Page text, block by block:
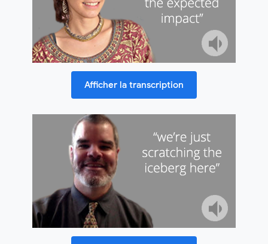
Afficher la transcription